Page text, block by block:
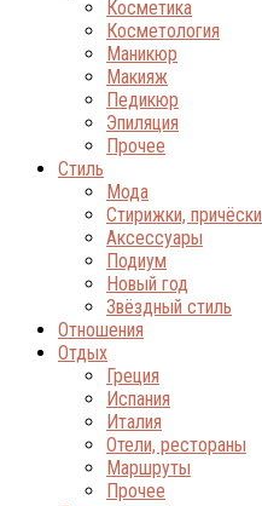
Косметика
Косметология
Маникюр
Макияж
Педикюр
Эпиляция
Прочее
Стиль
Мода
Стирижки, причёски
Аксессуары
Подиум
Новый год
Звёздный стиль
Отношения
Отдых
Греция
Испания
Италия
Отели, рестораны
Маршруты
Прочее